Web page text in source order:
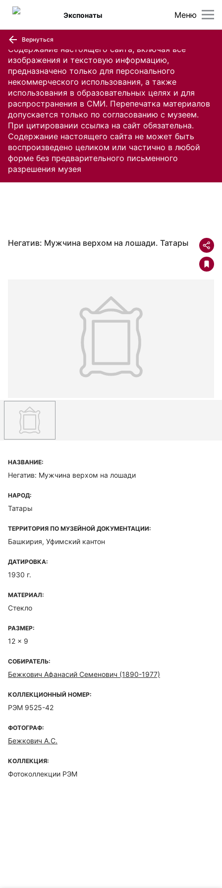
Содержание настоящего сайта, включая все
изображения и текстовую информацию,
предназначено только для персонального
некоммерческого использования, а также
использования в образовательных целях и для
распространения в СМИ. Перепечатка материалов
допускается только по согласованию с музеем.
При цитировании ссылка на сайт обязательна.
Содержание настоящего сайта не может быть
воспроизведено целиком или частично в любой
форме без предварительного письменного
разрешения музея
Меню
Экспонаты
Вернуться
Негатив: Мужчина верхом на лошади. Татары
НАЗВАНИЕ:
Негатив: Мужчина верхом на лошади
НАРОД:
Татары
ТЕРРИТОРИЯ ПО МУЗЕЙНОЙ ДОКУМЕНТАЦИИ:
Башкирия, Уфимский кантон
ДАТИРОВКА:
1930 г.
МАТЕРИАЛ:
Стекло
РАЗМЕР:
12 x 9
СОБИРАТЕЛЬ:
Бежкович Афанасий Семенович (1890-1977)
КОЛЛЕКЦИОННЫЙ НОМЕР:
РЭМ 9525-42
ФОТОГРАФ:
Бежкович А.С.
КОЛЛЕКЦИЯ:
Фотоколлекции РЭМ